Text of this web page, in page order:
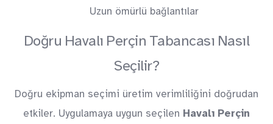
Uzun ömürlü bağlantılar
Doğru Havalı Perçin Tabancası Nasıl
Seçilir?
Doğru ekipman seçimi üretim verimliliğini doğrudan
etkiler. Uygulamaya uygun seçilen Havalı Perçin